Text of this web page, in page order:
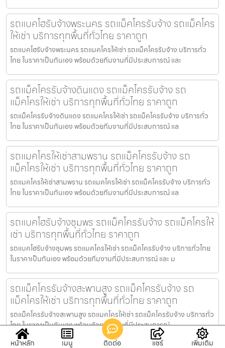
รถแบคโฮรับจ้างพระนคร รถแม็คโครรับจ้าง รถแม็คโคร
ให้เช่า บริการทุกพื้นที่ทั่วไทย ราคาถูก
รถแบคโฮรับจ้างพระนคร รถแมคโครให้เช่า รถแม็คโครรับจ้าง บริการทั่ว
ไทย ในราคาเป็นกันเอง พร้อมด้วยทีมงานที่มีประสบการณ์ และ
รถแม็คโครรับจ้างดินแดง รถแม็คโครรับจ้าง รถ
แม็คโครให้เช่า บริการทุกพื้นที่ทั่วไทย ราคาถูก
รถแม็คโครรับจ้างดินแดง รถแมคโครให้เช่า รถแม็คโครรับจ้าง บริการทั่ว
ไทย ในราคาเป็นกันเอง พร้อมด้วยทีมงานที่มีประสบการณ์ แล
รถแมคโครให้เช่าสามพราน รถแม็คโครรับจ้าง รถ
แม็คโครให้เช่า บริการทุกพื้นที่ทั่วไทย ราคาถูก
รถแมคโครให้เช่าสามพราน รถแมคโครให้เช่า รถแม็คโครรับจ้าง บริการทั่ว
ไทย ในราคาเป็นกันเอง พร้อมด้วยทีมงานที่มีประสบการณ์ แล
รถแบคโฮรับจ้างชุมพร รถแม็คโครรับจ้าง รถแม็คโครให้
เช่า บริการทุกพื้นที่ทั่วไทย ราคาถูก
รถแบคโฮรับจ้างชุมพร รถแมคโครให้เช่า รถแม็คโครรับจ้าง บริการทั่วไทย
ในราคาเป็นกันเอง พร้อมด้วยทีมงานที่มีประสบการณ์ และ ม
รถแม็คโครรับจ้างสะพานสูง รถแม็คโครรับจ้าง รถ
แม็คโครให้เช่า บริการทุกพื้นที่ทั่วไทย ราคาถูก
รถแม็คโครรับจ้างสะพานสูง รถแมคโครให้เช่า รถแม็คโครรับจ้าง บริการทั่ว
ไทย ในราคาเป็นกันเอง พร้อมด้วยทีมงานที่มีประสบการณ์
หน้าหลัก เมนู ติดต่อ แชร์ เพิ่มเติม